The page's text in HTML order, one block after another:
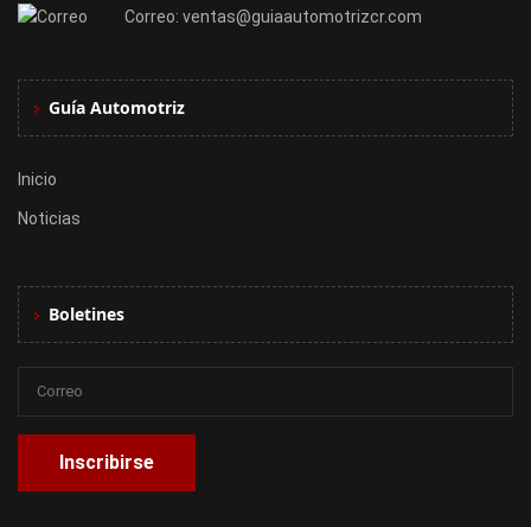
Correo: ventas@guiaautomotrizcr.com
Guía Automotriz
Inicio
Noticias
Boletines